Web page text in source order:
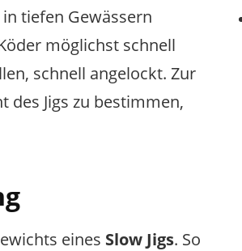
tiefen Gewässern
möglichst schnell
schnell angelockt. Zur
des Jigs zu bestimmen,
eines Slow Jigs. So